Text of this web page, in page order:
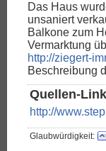
Das Haus
unsaniert
Balkone zum
Vermarktung
http://ziegert-
Beschreibung
Quellen-Link
http://
Glaubwürdigkeit: